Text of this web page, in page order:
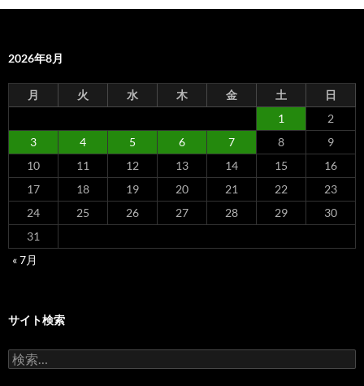
2026年8月
月 火 水 木 金 土
日
1
2
3
4 5 6 7 8
9
10
11 12 13 14 15
16
17
18 19 20 21 22
23
24
25 26 27 28 29
30
31
« 7月
サイト検索
検
索: